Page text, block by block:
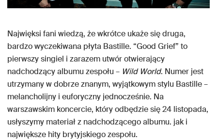
Najwięksi fani wiedzą, że wkrótce ukaże się druga,
bardzo wyczekiwana płyta Bastille. “Good Grief” to
pierwszy singiel i zarazem utwór otwierający
nadchodzący albumu zespołu – Wild World. Numer jest
utrzymany w dobrze znanym, wyjątkowym stylu Bastille –
melancholijny i euforyczny jednocześnie. Na
warszawskim koncercie, który odbędzie się 24 listopada,
usłyszymy materiał z nadchodzącego albumu. jak i
największe hity brytyjskiego zespołu.